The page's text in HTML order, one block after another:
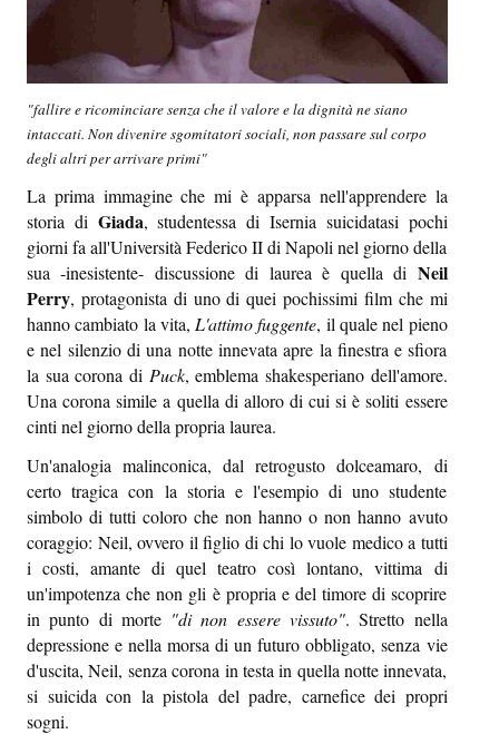
Entro e non oltre
Beyond music
L’inviato di oltre
In-oltre
Sapori e dissapori
Racconti di viaggio
Quovadis
Epilibri
Intervistando
Boheme
Epischermo
Editoriale
Open
"fallire e ricominciare senza che il valore e la dignità ne siano
intaccati. Non divenire sgomitatori sociali, non passare sul corpo
degli altri per arrivare primi"
La prima immagine che mi è apparsa nell'apprendere la
storia di Giada, studentessa di Isernia suicidatasi pochi
giorni fa all'Università Federico II di Napoli nel giorno della
sua -inesistente- discussione di laurea è quella di Neil
Perry, protagonista di uno di quei pochissimi film che mi
hanno cambiato la vita, L'attimo fuggente, il quale nel pieno
e nel silenzio di una notte innevata apre la finestra e sfiora
la sua corona di Puck, emblema shakesperiano dell'amore.
Una corona simile a quella di alloro di cui si è soliti essere
cinti nel giorno della propria laurea.
Un'analogia malinconica, dal retrogusto dolceamaro, di
certo tragica con la storia e l'esempio di uno studente
simbolo di tutti coloro che non hanno o non hanno avuto
coraggio: Neil, ovvero il figlio di chi lo vuole medico a tutti
i costi, amante di quel teatro così lontano, vittima di
un'impotenza che non gli è propria e del timore di scoprire
in punto di morte "di non essere vissuto". Stretto nella
depressione e nella morsa di un futuro obbligato, senza vie
d'uscita, Neil, senza corona in testa in quella notte innevata,
si suicida con la pistola del padre, carnefice dei propri
sogni.